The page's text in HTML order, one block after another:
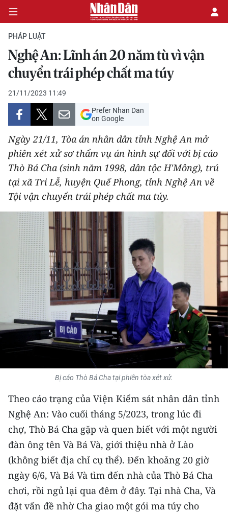
CHÍNH TRỊ
KINH TẾ
VĂN HÓA
XÃ HỘI
PHÁP LUẬT
DU LỊCH
THẾ GIỚI
THỂ THAO
GIÁO DỤC
Y TẾ
KHOA HỌC - CÔNG NGHỆ
MÔI TRƯỜNG
TRI THỨC CHUYÊN SÂU
54 DÂN TỘC VIỆT NAM
CHƯƠNG TRÌNH OCOP - MỖI XÃ
MỘT SẢN PHẨM
RADIO
PHÁP LUẬT
Nghệ An: Lĩnh án 20 năm tù vì vận
chuyển trái phép chất ma túy
21/11/2023 11:49
Prefer Nhan Dan
on Google
Ngày 21/11, Tòa án nhân dân tỉnh Nghệ An mở
phiên xét xử sơ thẩm vụ án hình sự đối với bị cáo
Thò Bá Cha (sinh năm 1998, dân tộc H'Mông), trú
tại xã Tri Lễ, huyện Quế Phong, tỉnh Nghệ An về
Tội vận chuyển trái phép chất ma túy.
Bị cáo Thò Bá Cha tại phiên tòa xét xử.
Theo cáo trạng của Viện Kiểm sát nhân dân tỉnh
Nghệ An: Vào cuối tháng 5/2023, trong lúc đi
chợ, Thò Bá Cha gặp và quen biết với một người
đàn ông tên Và Bá Và, giới thiệu nhà ở Lào
(không biết địa chỉ cụ thể). Đến khoảng 20 giờ
ngày 6/6, Và Bá Và tìm đến nhà của Thò Bá Cha
chơi, rồi ngủ lại qua đêm ở đây. Tại nhà Cha, Và
đặt vấn đề nhờ Cha giao một gói ma túy cho